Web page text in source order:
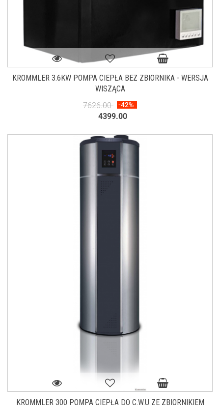
KROMMLER 3.6KW POMPA CIEPŁA BEZ ZBIORNIKA - WERSJA
WISZĄCA
7626.00
-42%
4399.00
KROMMLER 300 POMPA CIEPŁA DO C.W.U ZE ZBIORNIKIEM